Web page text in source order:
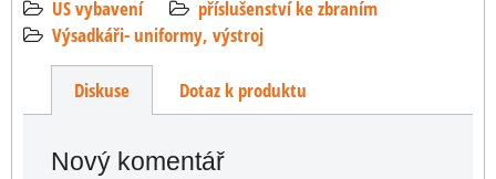
US vybavení
příslušenství ke zbraním
Výsadkáři- uniformy, výstroj
Diskuse Dotaz k produktu
Nový komentář